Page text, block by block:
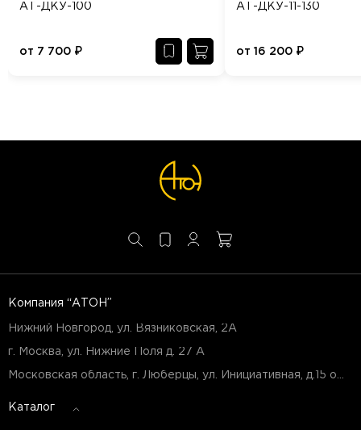
АТ-ДКУ-100
от 7 700 ₽
АТ-ДКУ-11-130
от 16 200 ₽
Компания “АТОН”
Нижний Новгород, ул. Вязниковская, 2А
г. Москва, ул. Нижние Поля д. 27 А
Каталог